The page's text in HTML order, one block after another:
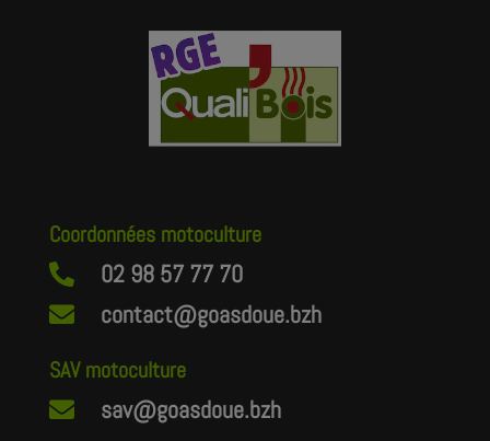
Coordonnées motoculture
 02 98 57 77 70
 contact@goasdoue.bzh
SAV motoculture
 sav@goasdoue.bzh